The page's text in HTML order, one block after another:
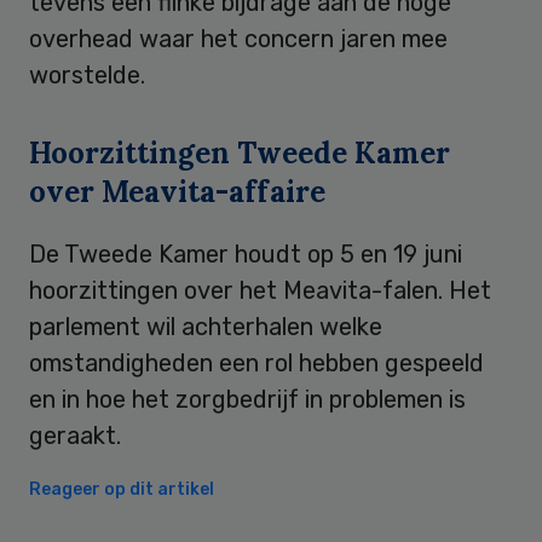
overhead waar het concern jaren mee
worstelde.
Hoorzittingen Tweede Kamer
over Meavita-affaire
De Tweede Kamer houdt op 5 en 19 juni
hoorzittingen over het Meavita-falen. Het
parlement wil achterhalen welke
omstandigheden een rol hebben gespeeld
en in hoe het zorgbedrijf in problemen is
geraakt.
Reageer op dit artikel